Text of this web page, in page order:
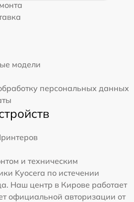
модели
персональных данных
и техническим
Kyocera по истечении
Наш центр в Кирове работает
официальной авторизации от